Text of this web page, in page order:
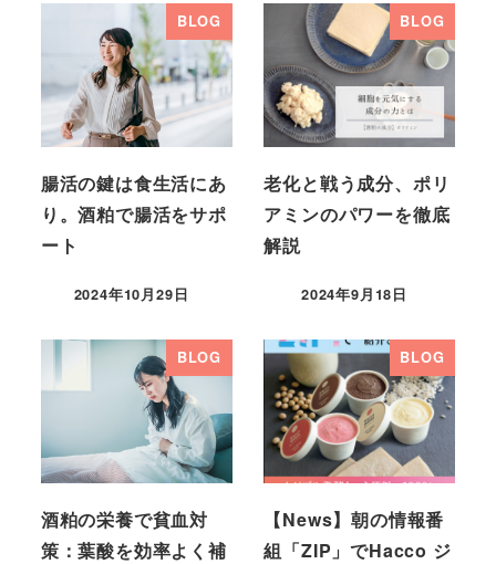
BLOG
腸活の鍵は食生活にあ
り。酒粕で腸活をサポ
ート
2024年10月29日
BLOG
老化と戦う成分、ポリ
アミンのパワーを徹底
解説
2024年9月18日
BLOG
酒粕の栄養で貧血対
策：葉酸を効率よく補
BLOG
【News】朝の情報番
組「ZIP」でHacco ジ